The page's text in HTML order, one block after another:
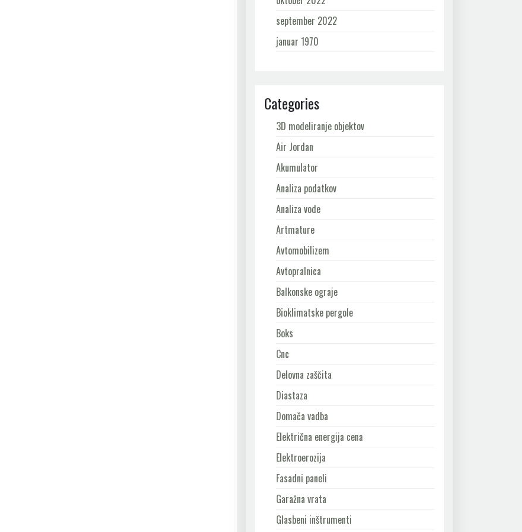
september 2022
januar 1970
Categories
3D modeliranje objektov
Air Jordan
Akumulator
Analiza podatkov
Analiza vode
Artmature
Avtomobilizem
Avtopralnica
Balkonske ograje
Bioklimatske pergole
Boks
Cnc
Delovna zaščita
Diastaza
Domača vadba
Električna energija cena
Elektroerozija
Fasadni paneli
Garažna vrata
Glasbeni inštrumenti